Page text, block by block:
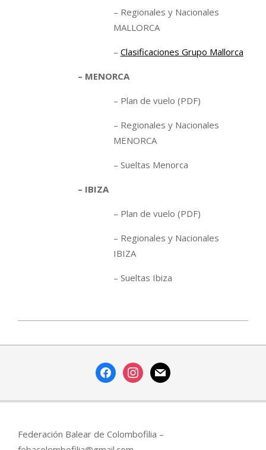
– Regionales y Nacionales
MALLORCA
– Clasificaciones Grupo Mallorca
– MENORCA
– Plan de vuelo (PDF)
– Regionales y Nacionales
MENORCA
– Sueltas Menorca
– IBIZA
– Plan de vuelo (PDF)
– Regionales y Nacionales
IBIZA
– Sueltas Ibiza
02-
facebookinstagram
mail
Federación Balear de Colombofilia –